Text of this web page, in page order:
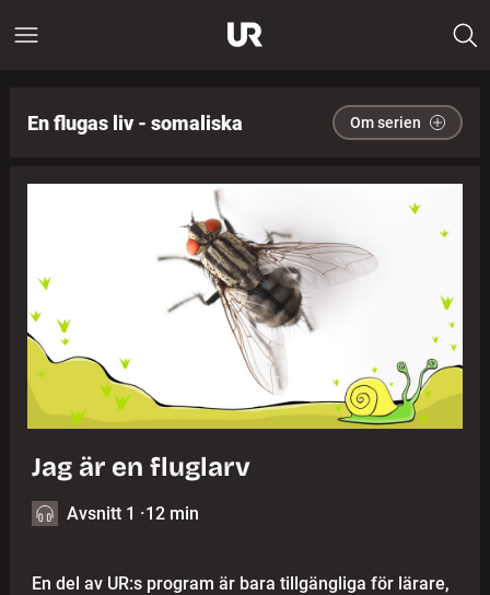
En flugas liv - somaliska Om serien
Jag är en fluglarv
Avsnitt 1 ·12 min
En del av UR:s program är bara tillgängliga för lärare,